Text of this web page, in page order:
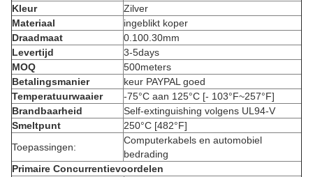
Kleur
Zilver
Materiaal
ingeblikt koper
Draadmaat
0.100.30mm
Levertijd
3-5days
MOQ
500meters
Betalingsmanier
keur PAYPAL goed
Temperatuurwaaier
-75°C aan 125°C [- 103°F~257°F]
Brandbaarheid
Self-extinguishing volgens UL94-V
Smeltpunt
250°C [482°F]
Toepassingen:
Computerkabels en automobiel
bedrading
Primaire Concurrentievoordelen